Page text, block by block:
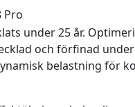
Pro
under 25 år.
och förfinad under
belastning för